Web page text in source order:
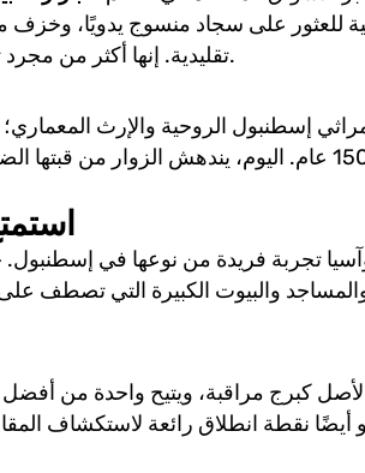
للعثور على سجاد منسوج يدويًا،
تقليدية. إنها أكثر من مجرد تسوق—إنها تجربة متجذرة في قرون من التجارة.
إسطنبول الروحية والإرث
الممتد لأكثر من 1500 عام. اليوم، يندهش
3.
وآسيا تجربة فريدة من نوعها في
والبيوت الكبيرة التي تصطف